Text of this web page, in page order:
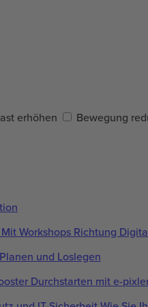
erhöhen
Bewegung
Mit Workshops Richtung
Planen und Loslegen
Durchstarten mit e-